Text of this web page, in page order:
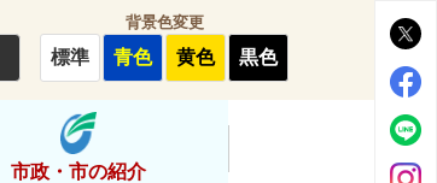
背景色変更
標準 青色 黄色 黒色
市政・市の紹介